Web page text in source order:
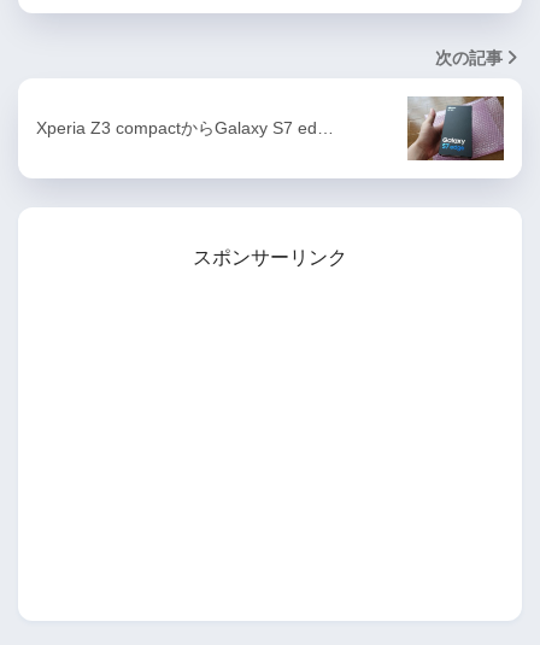
次の記事
Xperia Z3 compactからGalaxy S7 ed…
スポンサーリンク